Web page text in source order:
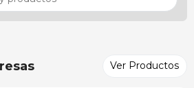
Ver Productos